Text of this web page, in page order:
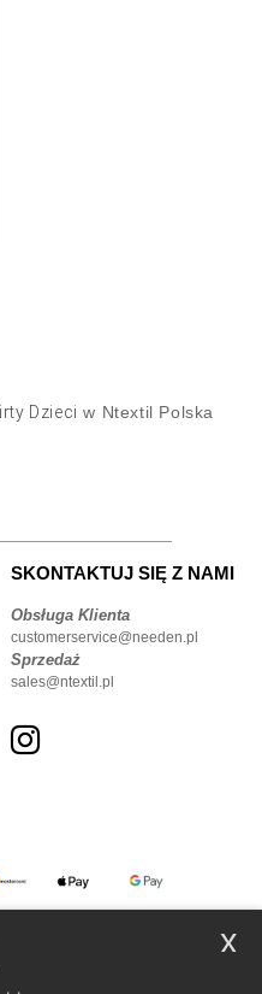
Dzieci w Ntextil Polska
SKONTAKTUJ SIĘ Z NAMI
Obsługa Klienta
customerservice@needen.pl
Sprzedaż
sales@ntextil.pl
x